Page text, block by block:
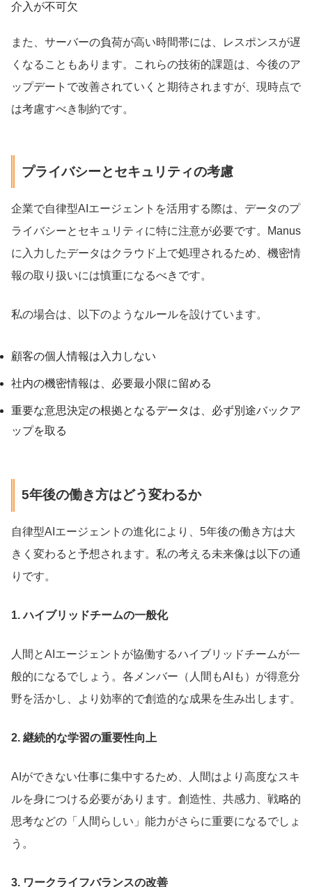
介入が不可欠
また、サーバーの負荷が高い時間帯には、レスポンスが遅
くなることもあります。これらの技術的課題は、今後のア
ップデートで改善されていくと期待されますが、現時点で
は考慮すべき制約です。
プライバシーとセキュリティの考慮
企業で自律型AIエージェントを活用する際は、データのプ
ライバシーとセキュリティに特に注意が必要です。Manus
に入力したデータはクラウド上で処理されるため、機密情
報の取り扱いには慎重になるべきです。
私の場合は、以下のようなルールを設けています。
顧客の個人情報は入力しない
社内の機密情報は、必要最小限に留める
重要な意思決定の根拠となるデータは、必ず別途バックア
ップを取る
5年後の働き方はどう変わるか
自律型AIエージェントの進化により、5年後の働き方は大
きく変わると予想されます。私の考える未来像は以下の通
りです。
1. ハイブリッドチームの一般化
人間とAIエージェントが協働するハイブリッドチームが一
般的になるでしょう。各メンバー（人間もAIも）が得意分
野を活かし、より効率的で創造的な成果を生み出します。
2. 継続的な学習の重要性向上
AIができない仕事に集中するため、人間はより高度なスキ
ルを身につける必要があります。創造性、共感力、戦略的
思考などの「人間らしい」能力がさらに重要になるでしょ
う。
3. ワークライフバランスの改善